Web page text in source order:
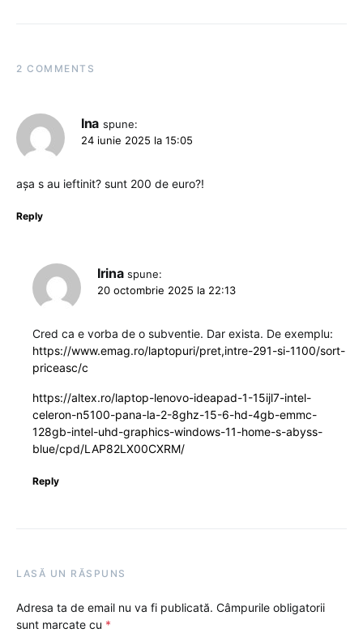
2 COMMENTS
Ina spune:
24 iunie 2025 la 15:05
așa s au ieftinit? sunt 200 de euro?!
Reply
Irina spune:
20 octombrie 2025 la 22:13
Cred ca e vorba de o subventie. Dar exista. De exemplu:
https://www.emag.ro/laptopuri/pret,intre-291-si-1100/sort-
priceasc/c
https://altex.ro/laptop-lenovo-ideapad-1-15ijl7-intel-
celeron-n5100-pana-la-2-8ghz-15-6-hd-4gb-emmc-
128gb-intel-uhd-graphics-windows-11-home-s-abyss-
blue/cpd/LAP82LX00CXRM/
Reply
LASĂ UN RĂSPUNS
Adresa ta de email nu va fi publicată. Câmpurile obligatorii
sunt marcate cu *